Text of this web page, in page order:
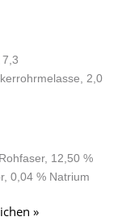
2,0
12,50 %
0,04 % Natrium
»